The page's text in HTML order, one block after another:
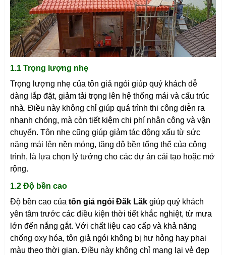
1.1 Trọng lượng nhẹ
Trọng lượng nhẹ của tôn giả ngói giúp quý khách dễ
dàng lắp đặt, giảm tải trọng lên hệ thống mái và cấu trúc
nhà. Điều này không chỉ giúp quá trình thi công diễn ra
nhanh chóng, mà còn tiết kiệm chi phí nhân công và vận
chuyển. Tôn nhẹ cũng giúp giảm tác động xấu từ sức
nặng mái lên nền móng, tăng độ bền tổng thể của công
trình, là lựa chọn lý tưởng cho các dự án cải tạo hoặc mở
rộng.
1.2 Độ bền cao
Độ bền cao của tôn giả ngói Đăk Lăk giúp quý khách
yên tâm trước các điều kiện thời tiết khắc nghiệt, từ mưa
lớn đến nắng gắt. Với chất liệu cao cấp và khả năng
chống oxy hóa, tôn giả ngói không bị hư hỏng hay phai
màu theo thời gian. Điều này không chỉ mang lại vẻ đẹp